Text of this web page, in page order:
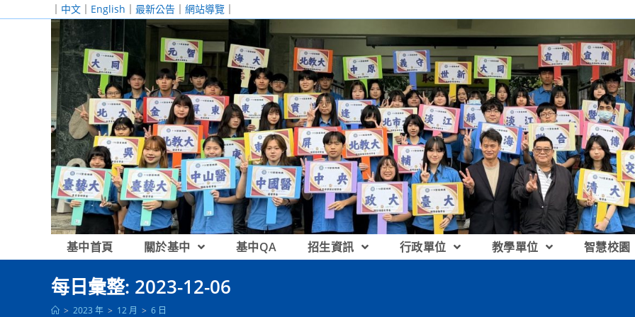
｜ 中文 ｜ English ｜ 最新公告 ｜ 網站導覽 ｜
基中首頁 關於基中 基中QA 招生資訊 行政單位 教學單位 智慧校園
每日彙整: 2023-12-06
> 2023 年 > 12 月 > 6 日